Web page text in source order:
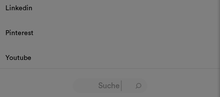
Linkedin
Pinterest
Youtube
© 2026 Dedar P.IVA 03187590157